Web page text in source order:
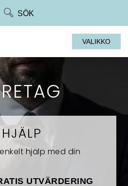
SÖK
VALIKKO
hjälp med din
UTVÄRDERING